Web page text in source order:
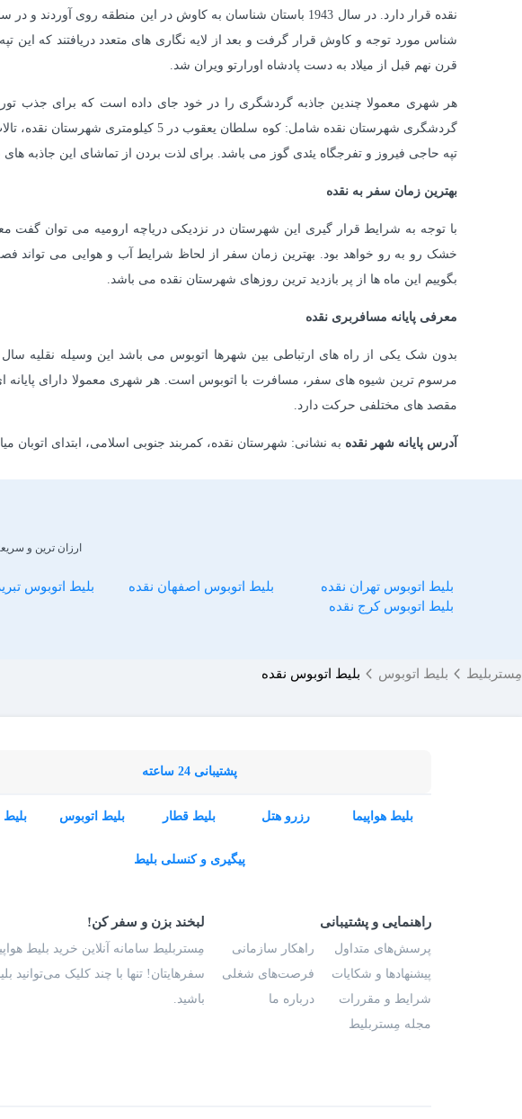
قرن نهم قبل از میلاد به دست پادشاه اورارتو ویران شد.
هر شهری معمولا چندین جاذبه گردشگری را در خود جای داده است که برای جذب
گردشگری شهرستان نقده شامل: کوه
تپه حاجی فیروز و تفرجگاه یئدی گوز می باشد. برای لذت بردن از تماشای این جاذبه های
بهترین زمان سفر به نقده
با توجه به شرایط قرار گیری این شهرستان در نزدیکی دریاچه ارومیه می توان گفت
خشک رو به رو خواهد بود. بهترین زمان سفر از لحاظ شرایط آب و هوایی می تواند
بگوییم این ماه ها از پر بازدید ترین روزهای شهرستان نقده می باشد.
معرفی پایانه مسافربری نقده
بدون شک یکی از راه های ارتباطی بین شهرها اتوبوس می باشد این وسیله نقلیه
مرسوم ترین شیوه های سفر، مسافرت با اتوبوس است. هر شهری معمولا دارای
مقصد های مختلفی حرکت دارد.
آدرس پایانه شهر نقده به نشانی: شهرستان نقده، کمربند جنوبی اسلامی، ابتدای اتوبان
ارزان ترین و سریعترین
بلیط اتوبوس تهران نقده بلیط اتوبوس اصفهان نقده بلیط اتوبوس
بلیط اتوبوس کرج نقده
مِستربلیط بلیط اتوبوس بلیط اتوبوس نقده
پشتیبانی 24 ساعته
بلیط هواپیما رزرو هتل بلیط قطار بلیط اتوبوس
پیگیری و کنسلی بلیط
راهنمایی و پشتیبانی
پرسش‌های متداول
پیشنهادها و شکایات
شرایط و مقررات
مجله مِستربلیط
راهکار سازمانی
فرصت‌های شغلی
درباره ما
لبخند بزن و سفر کن!
مِستربلیط سامانه آنلاین خرید بلیط
سفرهایتان! تنها با چند کلیک
باشید.